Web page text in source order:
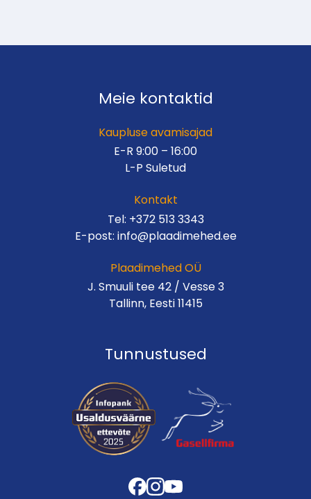
Meie kontaktid
Kaupluse avamisajad
E-R 9:00 – 16:00
L-P Suletud
Kontakt
Tel: +372 513 3343
E-post: info@plaadimehed.ee
Plaadimehed OÜ
J. Smuuli tee 42 / Vesse 3
Tallinn, Eesti 11415
Tunnustused